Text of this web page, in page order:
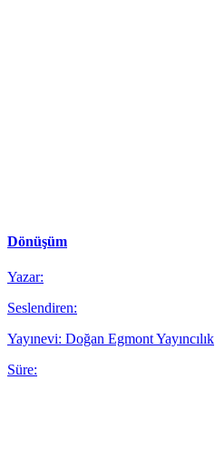
Dönüşüm
Yazar:
Seslendiren:
Yayınevi: Doğan Egmont Yayıncılık
Süre: